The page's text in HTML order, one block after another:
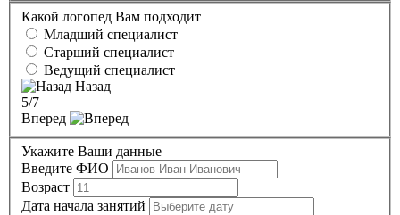
Какой логопед Вам подходит
Младший специалист
Старший специалист
Ведущий специалист
Назад
5/7
Вперед
Укажите Ваши данные
Введите ФИО
Возраст
Дата начала занятий